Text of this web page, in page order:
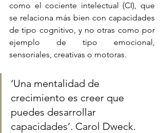
como el cociente intelectual (CI), que
se relaciona más bien con capacidades
de tipo cognitivo, y no otras como por
ejemplo de tipo emocional,
sensoriales, creativas o motoras.
‘Una mentalidad de
crecimiento es creer que
puedes desarrollar
capacidades’. Carol Dweck.